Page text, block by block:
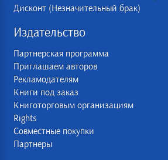
Дисконт (Незначительный брак)
Издательство
Партнерская программа
Приглашаем авторов
Рекламодателям
Книги под заказ
Книготорговым организациям
Rights
Совместные покупки
Партнеры